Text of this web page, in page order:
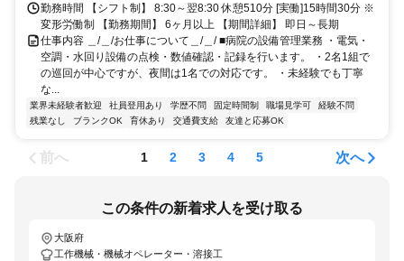
勤務時間 【シフト制】 8:30～翌8:30 休憩510分 [実働]15時間30分 ※
変形労働制 【勤務期間】 6ヶ月以上 【期間詳細】 即日～長期
仕事内容 ＿/＿/お仕事について＿/＿/ ■病院の設備管理業務 ・電気・
空調・水回り設備の点検・数値確認・記録を行います。 ・2名1組で
の巡回が中心ですが、夜間は1名での対応です。 ・未経験でも丁寧
な...
業界未経験者歓迎 社員登用あり 学歴不問 固定時間制 職場見学可
経験不問
残業なし
ブランクOK 育休あり 交通費支給 友達と応募OK
前へ 1 2 3 4 5 次へ
この条件の新着求人を受け取る
大阪府
工作機械・機械オペレーター・溶接工